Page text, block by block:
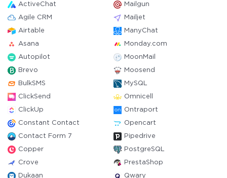
ActiveChat Mailgun
Agile CRM Mailjet
Airtable ManyChat
Asana Monday.com
Autopilot MoonMail
Brevo Moosend
BulkSMS MySQL
ClickSend Omnicell
ClickUp Ontraport
Constant Contact Opencart
Contact Form 7 Pipedrive
Copper PostgreSQL
Crove PrestaShop
Dukaan Qwary